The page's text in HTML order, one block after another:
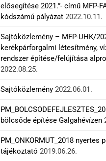
elősegítése 2021.”- című MFP-
kódszámú pályázat 2022.10.11.
Sajtóközlemény – MFP-UHK/
kerékpárforgalmi létesítmény,
rendszer építése/felújítása
2022.08.25.
Sajtóközlemény 2022.06.01.
bölcsőde építése Galgahévízen
PM_ONKORMUT_2018 nyertes
tájékoztató 2019.06.26.